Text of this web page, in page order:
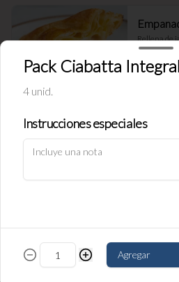
Rellena de
S/ 11.90
Política de
Haga clic en Aceptar para permitir
Configuración de
Pack Ciabatta Integral
4 unid.
Instrucciones especiales
Agregar